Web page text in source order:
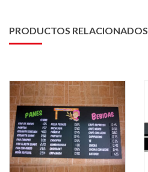
PRODUCTOS RELACIONADOS